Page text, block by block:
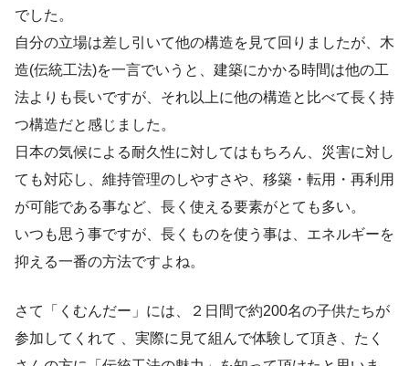
でした。
自分の立場は差し引いて他の構造を見て回りましたが、木
造(伝統工法)を一言でいうと、建築にかかる時間は他の工
法よりも長いですが、それ以上に他の構造と比べて長く持
つ構造だと感じました。
日本の気候による耐久性に対してはもちろん、災害に対し
ても対応し、維持管理のしやすさや、移築・転用・再利用
が可能である事など、長く使える要素がとても多い。
いつも思う事ですが、長くものを使う事は、エネルギーを
抑える一番の方法ですよね。
さて「くむんだー」には、２日間で約200名の子供たちが
参加してくれて 、実際に見て組んで体験して頂き、たく